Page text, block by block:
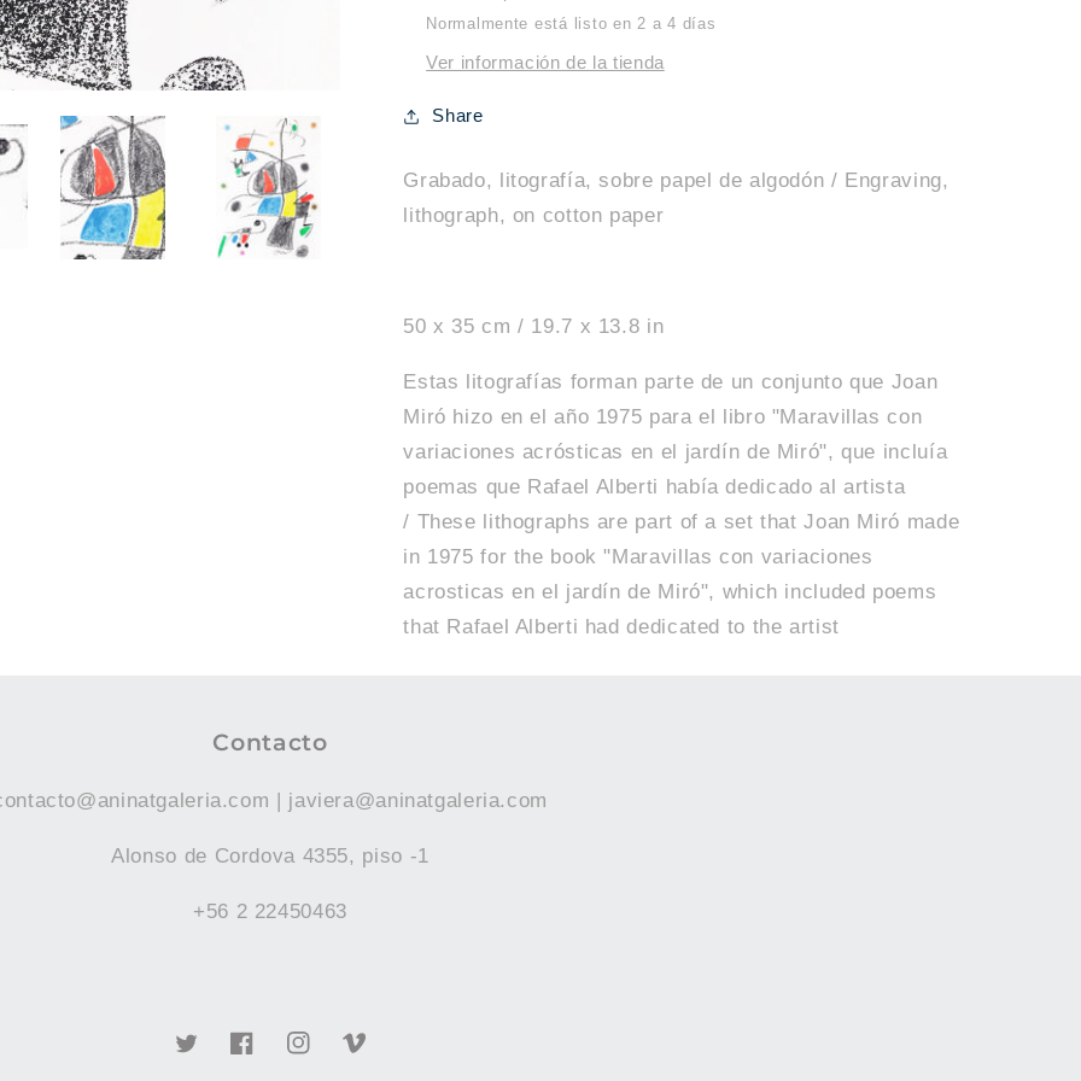
de
I
de
I
Normalmente está listo en 2 a 4 días
Ver información de la tienda
Share
Grabado, litografía, sobre papel de algodón / Engraving,
lithograph, on cotton paper
50 x 35 cm / 19.7 x 13.8 in
Estas litografías forman parte de un conjunto que Joan
Miró hizo en el año 1975 para el libro "Maravillas con
variaciones acrósticas en el jardín de Miró", que incluía
poemas que Rafael Alberti había dedicado al artista
/ These lithographs are part of a set that Joan Miró made
in 1975 for the book "Maravillas con variaciones
acrosticas en el jardín de Miró", which included poems
that Rafael Alberti had dedicated to the artist
Contacto
| javiera@aninatgaleria.com
Alonso de Cordova 4355, piso -1
+56 2 22450463
TwitterFacebookInstagramVimeo